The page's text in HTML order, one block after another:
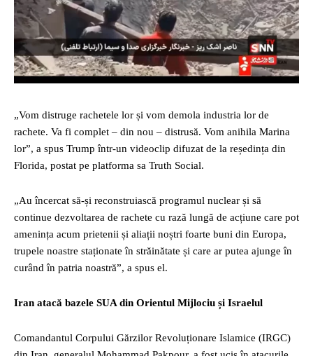
„Vom distruge rachetele lor și vom demola industria lor de
rachete. Va fi complet – din nou – distrusă. Vom anihila Marina
lor”, a spus Trump într-un videoclip difuzat de la reședința din
Florida, postat pe platforma sa Truth Social.
„Au încercat să-și reconstruiască programul nuclear și să
continue dezvoltarea de rachete cu rază lungă de acțiune care pot
amenința acum prietenii și aliații noștri foarte buni din Europa,
trupele noastre staționate în străinătate și care ar putea ajunge în
curând în patria noastră”, a spus el.
Iran atacă bazele SUA din Orientul Mijlociu și Israelul
Comandantul Corpului Gărzilor Revoluționare Islamice (IRGC)